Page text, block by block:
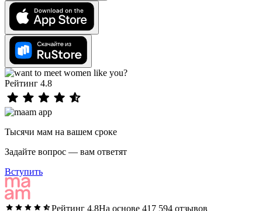
Рейтинг 4.8
Тысячи мам на вашем сроке
Задайте вопрос — вам ответят
Вступить
Рейтинг 4.8На основе 417 594 отзывов